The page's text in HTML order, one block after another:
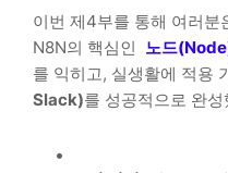
이번 제4부를 통해 여러분
N8N의 핵심인 노드
를 익히고, 실생활에 적용
Slack)를 성공적으로 완